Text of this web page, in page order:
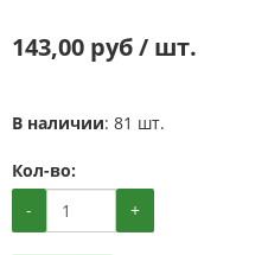
143,00 руб / шт.
В наличии: 81 шт.
Кол-во:
-
+